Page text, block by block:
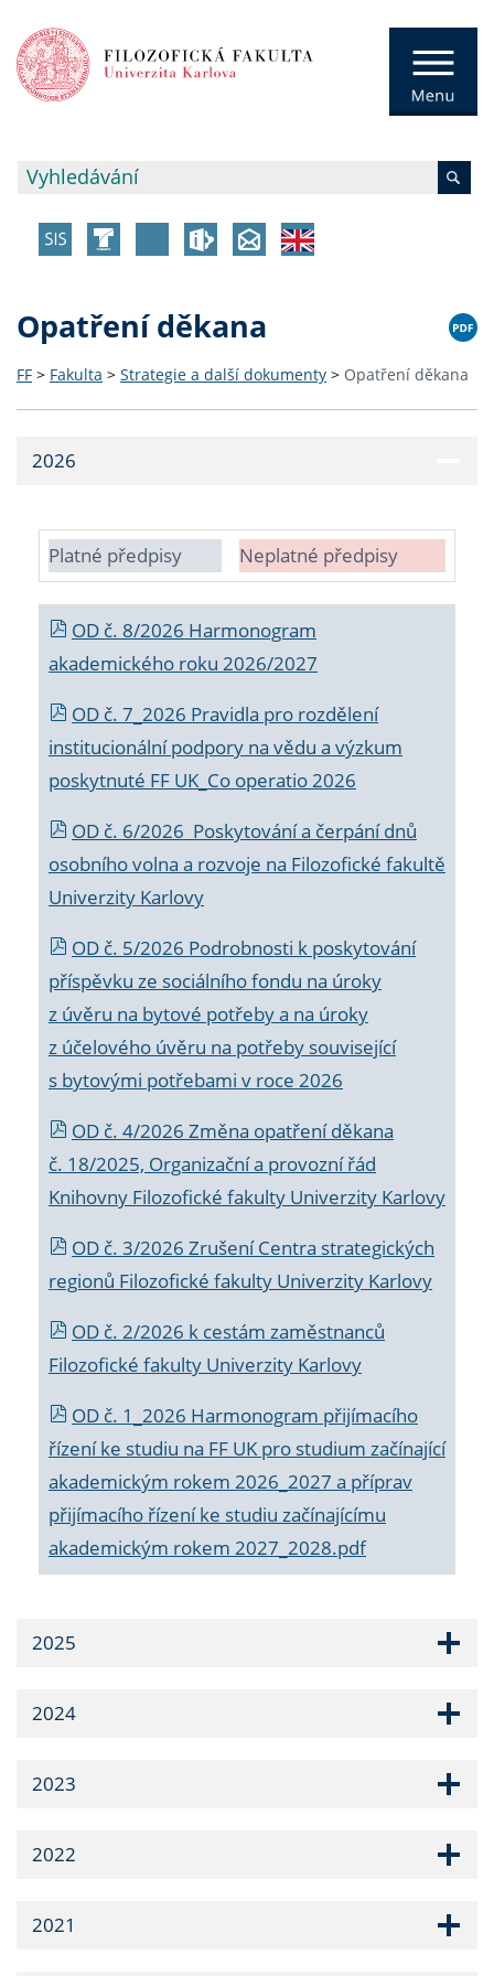
Opatření děkana
FF > Fakulta > Strategie a další dokumenty > Opatření děkana
2026
Platné předpisy Neplatné předpisy
OD č. 8/2026 Harmonogram
akademického roku 2026/2027
OD č. 7_2026 Pravidla pro rozdělení
institucionální podpory na vědu a výzkum
poskytnuté FF UK_Co operatio 2026
OD č. 6/2026 Poskytování a čerpání dnů
osobního volna a rozvoje na Filozofické fakultě
Univerzity Karlovy
OD č. 5/2026 Podrobnosti k poskytování
příspěvku ze sociálního fondu na úroky
z úvěru na bytové potřeby a na úroky
z účelového úvěru na potřeby související
s bytovými potřebami v roce 2026
OD č. 4/2026 Změna opatření děkana
č. 18/2025, Organizační a provozní řád
Knihovny Filozofické fakulty Univerzity Karlovy
OD č. 3/2026 Zrušení Centra strategických
regionů Filozofické fakulty Univerzity Karlovy
OD č. 2/2026 k cestám zaměstnanců
Filozofické fakulty Univerzity Karlovy
OD č. 1_2026 Harmonogram přijímacího
řízení ke studiu na FF UK pro studium začínající
akademickým rokem 2026_2027 a příprav
přijímacího řízení ke studiu začínajícímu
akademickým rokem 2027_2028.pdf
2025
2024
2023
2022
2021